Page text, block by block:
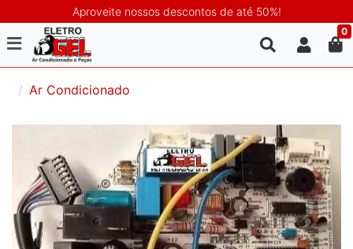
Aproveite nossos descontos de até 50%!
0
Ar Condicionado